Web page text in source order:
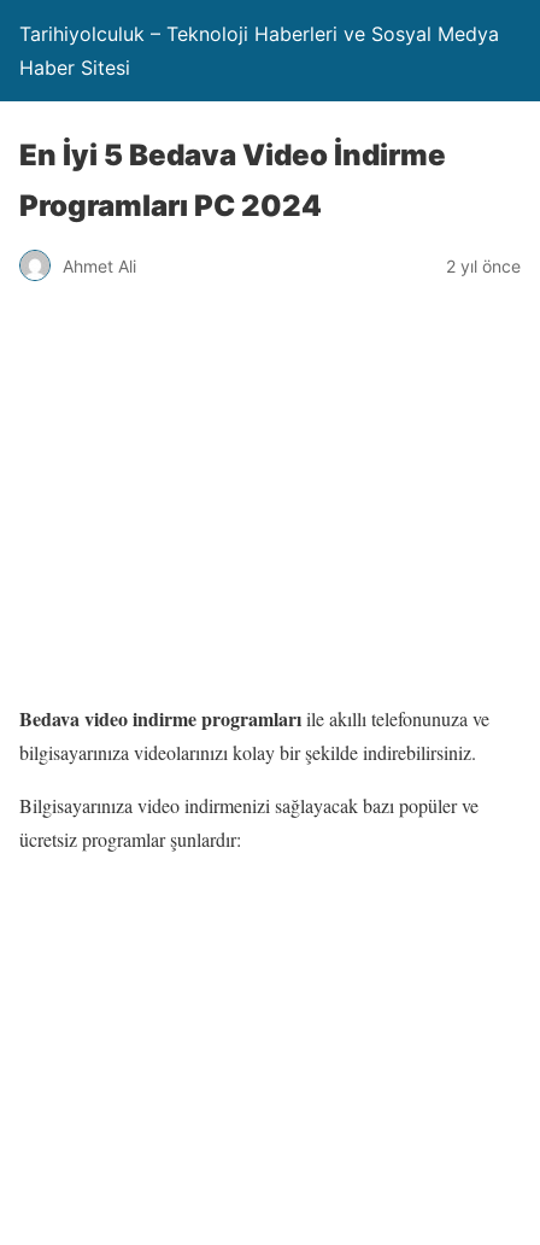
Tarihiyolculuk – Teknoloji Haberleri ve Sosyal Medya
Haber Sitesi
En İyi 5 Bedava Video İndirme
Programları PC 2024
Ahmet Ali 2 yıl önce
Bedava video indirme programlarıile akıllı telefonunuza ve
bilgisayarınıza videolarınızı kolay bir şekilde indirebilirsiniz.
Bilgisayarınıza video indirmenizi sağlayacak bazı popüler ve
ücretsiz programlar şunlardır: